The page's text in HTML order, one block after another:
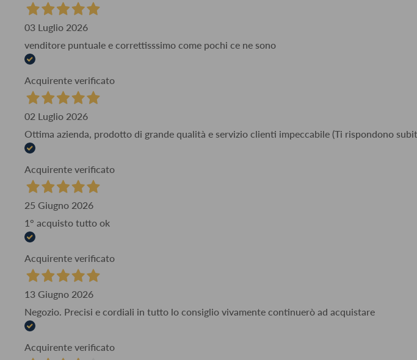
03 Luglio 2026
venditore puntuale e correttisssimo come pochi ce ne sono
Acquirente verificato
02 Luglio 2026
Ottima azienda, prodotto di grande qualità e servizio clienti impeccabile (Ti rispondono
Acquirente verificato
25 Giugno 2026
1° acquisto tutto ok
Acquirente verificato
13 Giugno 2026
Negozio. Precisi e cordiali in tutto lo consiglio vivamente continuerò ad acquistare
Acquirente verificato